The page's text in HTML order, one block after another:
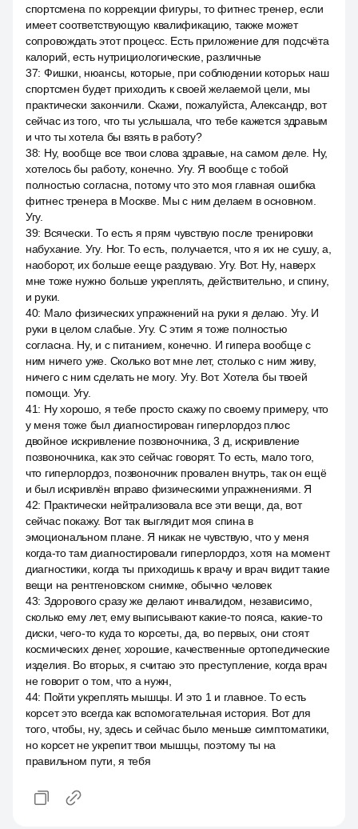
спортсмена по коррекции фигуры, то фитнес тренер, если
имеет соответствующую квалификацию, также может
сопровождать этот процесс. Есть приложение для подсчёта
калорий, есть нутрициологические, различные
37: Фишки, нюансы, которые, при соблюдении которых наш
спортсмен будет приходить к своей желаемой цели, мы
практически закончили. Скажи, пожалуйста, Александр, вот
сейчас из того, что ты услышала, что тебе кажется здравым
и что ты хотела бы взять в работу?
38: Ну, вообще все твои слова здравые, на самом деле. Ну,
хотелось бы работу, конечно. Угу. Я вообще с тобой
полностью согласна, потому что это моя главная ошибка
фитнес тренера в Москве. Мы с ним делаем в основном.
Угу.
39: Всячески. То есть я прям чувствую после тренировки
набухание. Угу. Ног. То есть, получается, что я их не сушу, а,
наоборот, их больше ееще раздуваю. Угу. Вот. Ну, наверх
мне тоже нужно больше укреплять, действительно, и спину,
и руки.
40: Мало физических упражнений на руки я делаю. Угу. И
руки в целом слабые. Угу. С этим я тоже полностью
согласна. Ну, и с питанием, конечно. И гипера вообще с
ним ничего уже. Сколько вот мне лет, столько с ним живу,
ничего с ним сделать не могу. Угу. Вот. Хотела бы твоей
помощи. Угу.
41: Ну хорошо, я тебе просто скажу по своему примеру, что
у меня тоже был диагностирован гиперлордоз плюс
двойное искривление позвоночника, 3 д, искривление
позвоночника, как это сейчас говорят. То есть, мало того,
что гиперлордоз, позвоночник провален внутрь, так он ещё
и был искривлён вправо физическими упражнениями. Я
42: Практически нейтрализовала все эти вещи, да, вот
сейчас покажу. Вот так выглядит моя спина в
эмоциональном плане. Я никак не чувствую, что у меня
когда-то там диагностировали гиперлордоз, хотя на момент
диагностики, когда ты приходишь к врачу и врач видит такие
вещи на рентгеновском снимке, обычно человек
43: Здорового сразу же делают инвалидом, независимо,
сколько ему лет, ему выписывают какие-то пояса, какие-то
диски, чего-то куда то корсеты, да, во первых, они стоят
космических денег, хорошие, качественные ортопедические
изделия. Во вторых, я считаю это преступление, когда врач
не говорит о том, что а нужн,
44: Пойти укреплять мышцы. И это 1 и главное. То есть
корсет это всегда как вспомогательная история. Вот для
того, чтобы, ну, здесь и сейчас было меньше симптоматики,
но корсет не укрепит твои мышцы, поэтому ты на
правильном пути, я тебя